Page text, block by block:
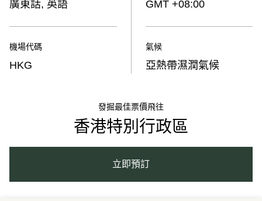
廣東話, 英語
機場代碼
HKG
GMT +08:00
氣候
亞熱帶濕潤氣候
發掘最佳票價飛往
香港特別行政區
立即預訂